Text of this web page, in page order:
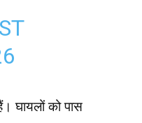
घायलों को पास